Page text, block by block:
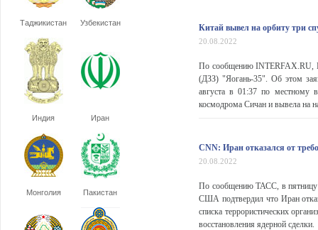
Таджикистан Узбекистан
Индия Иран
Монголия Пакистан
Китай вывел на орбиту три
20.08.2022
По сообщению INTERFAX.RU,
(ДЗЗ) "Яогань-35". Об этом
августа в 01:37 по местному
космодрома Сичан и вывела на
CNN: Иран отказался от
20.08.2022
По сообщению ТАСС, в пятницу
США подтвердил что Иран
списка террористических
восстановления ядерной сделки.